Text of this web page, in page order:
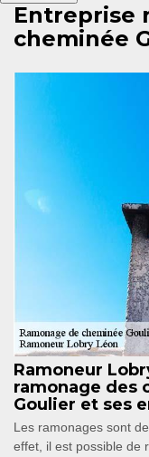
Entreprise
cheminée
Ramoneur
ramonage des
Goulier et ses
Les ramonages sont
effet, il est possible de